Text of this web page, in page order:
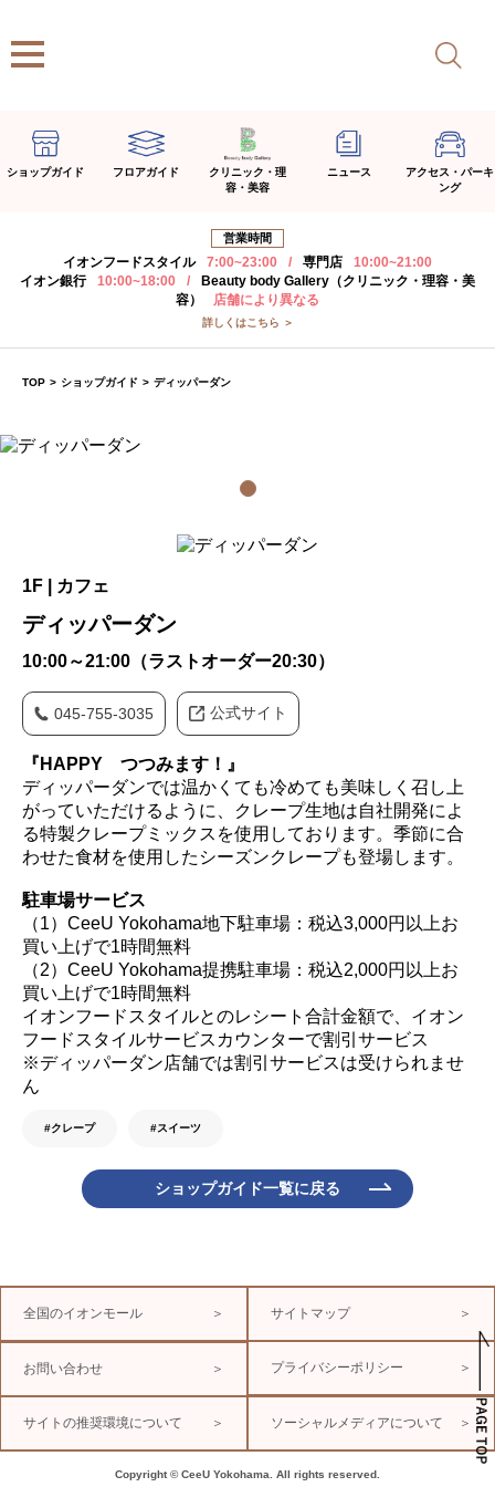
ショップガイド フロアガイド
クリニック・理
容・美容
ニュース
アクセス・パーキ
ング
営業時間
イオンフードスタイル 7:00~23:00 / 専門店
10:00~21:00
イオン銀行
10:00~18:00 /
Beauty body Gallery（クリニック・理容・美
容）
店舗により異なる
詳しくはこちら ＞
TOP > ショップガイド > ディッパーダン
1F | カフェ
ディッパーダン
10:00～21:00（ラストオーダー20:30）
045-755-3035 公式サイト
『HAPPY つつみます！』
ディッパーダンでは温かくても冷めても美味しく召し上
がっていただけるように、クレープ生地は自社開発によ
る特製クレープミックスを使用しております。季節に合
わせた食材を使用したシーズンクレープも登場します。
駐車場サービス
（1）CeeU Yokohama地下駐車場：税込3,000円以上お
買い上げで1時間無料
（2）CeeU Yokohama提携駐車場：税込2,000円以上お
買い上げで1時間無料
イオンフードスタイルとのレシート合計金額で、イオン
フードスタイルサービスカウンターで割引サービス
※ディッパーダン店舗では割引サービスは受けられませ
ん
#クレープ #スイーツ
ショップガイド一覧に戻る
全国のイオンモール ＞ サイトマップ ＞
お問い合わせ ＞ プライバシーポリシー ＞
サイトの推奨環境について ＞ ソーシャルメディアについて ＞
Copyright © CeeU Yokohama. All rights reserved.